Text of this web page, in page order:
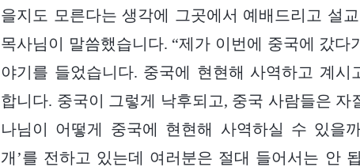
을지도 모른다는 생각에 그곳에서 예배드리고 설
목사님이 말씀했습니다. “제가 이번에 중국에 갔다
야기를 들었습니다. 중국에 현현해 사역하고 계시
합니다. 중국이 그렇게 낙후되고, 중국 사람들은
나님이 어떻게 중국에 현현해 사역하실 수 있을
개’를 전하고 있는데 여러분은 절대 들어서는 안